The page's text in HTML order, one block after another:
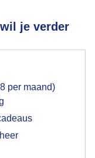
je verder
per maand)
rond 10.00 uur.
voor het
hebt gegeven,
waarin